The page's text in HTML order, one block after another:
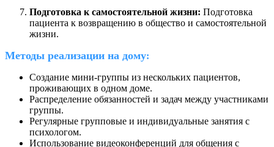
Подготовка к самостоятельной жизни: Подготовка
пациента к возвращению в общество и самостоятельной
жизни.
Методы реализации на дому:
Создание мини-группы из нескольких пациентов,
проживающих в одном доме.
Распределение обязанностей и задач между участниками
группы.
Регулярные групповые и индивидуальные занятия с
психологом.
Использование видеоконференций для общения с